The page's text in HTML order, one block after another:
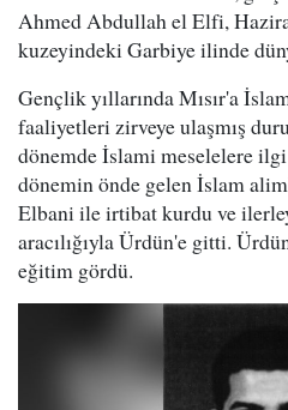
Ahmed Abdullah el Elfi,
kuzeyindeki Garbiye ilinde
Gençlik yıllarında Mısır'a
faaliyetleri zirveye ulaşmış
dönemde İslami meselelere
dönemin önde gelen İslam
Elbani ile irtibat kurdu ve
aracılığıyla Ürdün'e gitti.
eğitim gördü.